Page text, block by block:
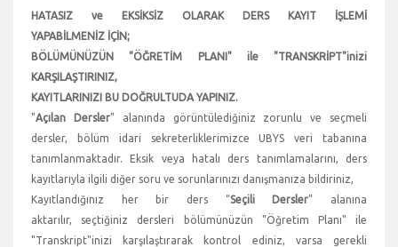
HATASIZ ve EKSİKSİZ OLARAK DERS KAYIT İŞLEMİ
YAPABİLMENİZ İÇİN;
BÖLÜMÜNÜZÜN "ÖĞRETİM PLANI" ile "TRANSKRİPT"inizi
KARŞILAŞTIRINIZ,
KAYITLARINIZI BU DOĞRULTUDA YAPINIZ.
"Açılan Dersler" alanında görüntülediğiniz zorunlu ve seçmeli
dersler, bölüm idari sekreterliklerimizce UBYS veri tabanına
tanımlanmaktadır. Eksik veya hatalı ders tanımlamalarını, ders
kayıtlarıyla ilgili diğer soru ve sorunlarınızı danışmanıza bildiriniz,
Kayıtlandığınız her bir ders “Seçili Dersler” alanına
aktarılır, seçtiğiniz dersleri bölümünüzün "Öğretim Planı" ile
"Transkript"inizi karşılaştırarak kontrol ediniz, varsa gerekli